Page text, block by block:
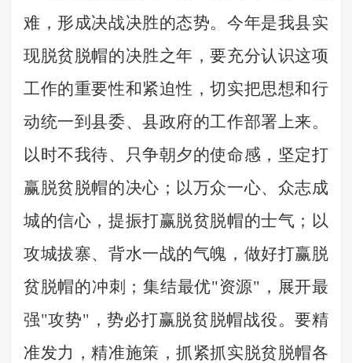
难，形成决战决胜的态势。今年是我县实
现脱贫脱帽的决胜之年，要充分认识这项
工作的重要性和紧迫性，切实把思想和行
动统一到县委、县政府的工作部署上来。
以时不我待、只争朝夕的使命感，坚定打
赢脱贫脱帽的决心；以万众一心、众志成
城的信心，提振打赢脱贫脱帽的士气；以
攻城拔寨、背水一战的气魄，做好打赢脱
贫脱帽的冲刺；集结最优"资源" ，展开最
强"攻势" ，势必打赢脱贫脱帽战役。要精
准发力，精准施策，抓紧抓实脱贫脱帽各